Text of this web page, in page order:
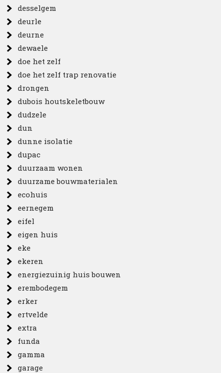
desselgem
deurle
deurne
dewaele
doe het zelf
doe het zelf trap renovatie
drongen
dubois houtskeletbouw
dudzele
dun
dunne isolatie
dupac
duurzaam wonen
duurzame bouwmaterialen
ecohuis
eernegem
eifel
eigen huis
eke
ekeren
energiezuinig huis bouwen
erembodegem
erker
ertvelde
extra
funda
gamma
garage